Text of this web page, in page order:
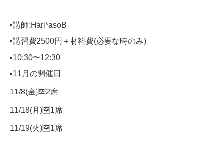
▪️講師:Hari*asoB
▪️講習費2500円＋材料費(必要な時のみ)
▪️10:30〜12:30
▪️11月の開催日
11/8(金)🈳2席
11/18(月)🈳1席
11/19(火)🈳1席